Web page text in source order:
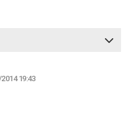
19:43